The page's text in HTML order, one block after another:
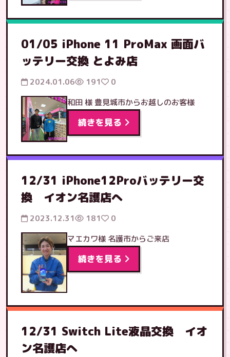
01/05 iPhone 11 ProMax 画面バ
ッテリー交換 とよみ店
2024.01.06 191
0
和田 様 豊見城市からお越しのお客様
続きを見る
12/31 iPhone12Proバッテリー交
換 イオン名護店へ
2023.12.31 181
0
マエカワ様 名護市からご来店
続きを見る
12/31 Switch Lite液晶交換 イオ
ン名護店へ